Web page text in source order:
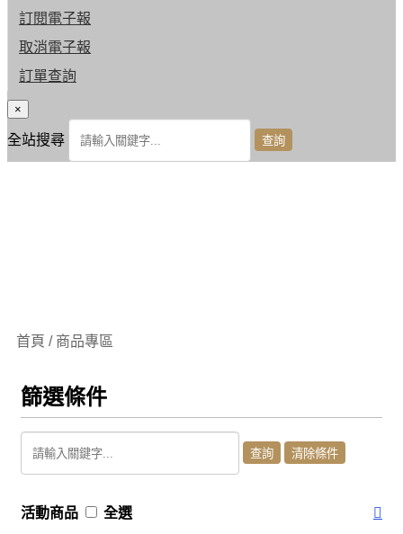
訂閱電子報
取消電子報
訂單查詢
×
全站搜尋
首頁 / 商品專區
篩選條件
活動商品 全選